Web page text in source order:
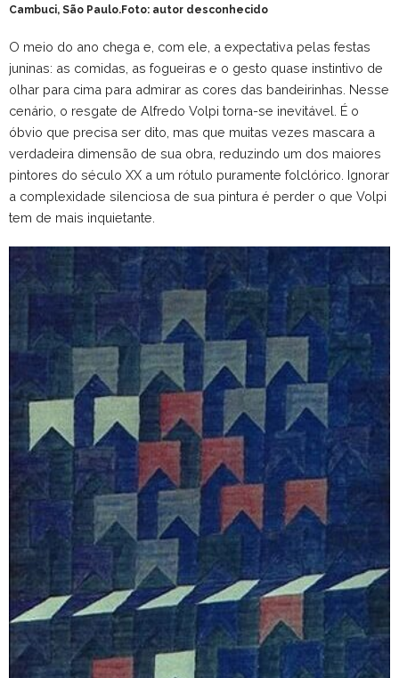
Cambuci, São Paulo.Foto: autor desconhecido
O meio do ano chega e, com ele, a expectativa pelas festas
juninas: as comidas, as fogueiras e o gesto quase instintivo de
olhar para cima para admirar as cores das bandeirinhas. Nesse
cenário, o resgate de Alfredo Volpi torna-se inevitável. É o
óbvio que precisa ser dito, mas que muitas vezes mascara a
verdadeira dimensão de sua obra, reduzindo um dos maiores
pintores do século XX a um rótulo puramente folclórico. Ignorar
a complexidade silenciosa de sua pintura é perder o que Volpi
tem de mais inquietante.